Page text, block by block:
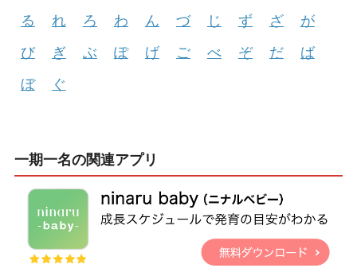
る
れ ろ わ ん づ じ ず ざ
が
び
ぎ ぶ ぽ げ ご べ ぞ だ
ば
ぼ
ぐ
一期一名の関連アプリ